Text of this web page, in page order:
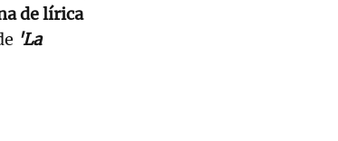
de lírica
'La